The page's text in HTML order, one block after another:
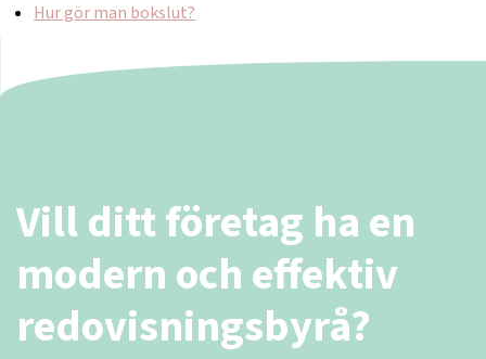
Hur gör man bokslut?
Vill ditt företag ha en
modern och effektiv
redovisningsbyrå?